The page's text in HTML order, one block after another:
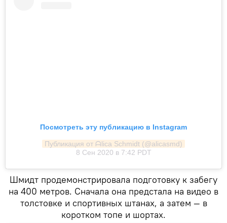
Посмотреть эту публикацию в Instagram
Публикация от ᗩlica Ѕchmidt (@alicasmd)
8 Сен 2020 в 7:42 PDT
Шмидт продемонстрировала подготовку к забегу
на 400 метров. Сначала она предстала на видео в
толстовке и спортивных штанах, а затем — в
коротком топе и шортах.